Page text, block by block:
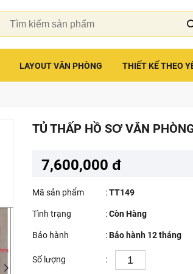
LAYOUT VĂN PHÒNG THIẾT KẾ THEO
TỦ THẤP HỒ SƠ VĂN
7,600,000 đ
Mã sản phẩm :TT149
Tình trạng :Còn Hàng
Bảo hành :Bảo hành 12 tháng
Số lượng :